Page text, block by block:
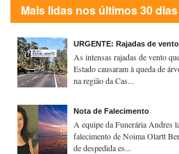
Mais lidas nos últimos 30 dias
URGENTE: Rajadas de
As intensas rajadas de vento
Estado causaram à queda de
na região da Cas...
Nota de Falecimento
A equipe da Funerária Andres
falecimento de Noima Olartt
de despedida es...